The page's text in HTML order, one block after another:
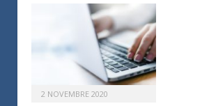
2 NOVEMBRE 2020